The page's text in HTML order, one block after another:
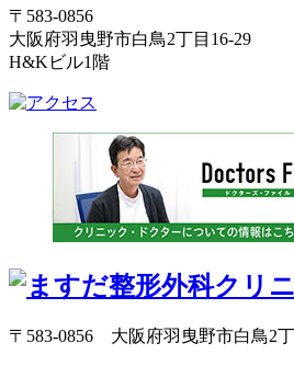
〒583-0856
大阪府羽曳野市白鳥2丁目16-29
H&Kビル1階
〒583-0856 大阪府羽曳野市白鳥2